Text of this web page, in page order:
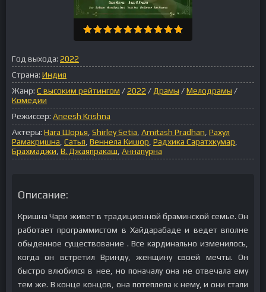
Год выхода: 2022
Страна: Индия
Жанр: С высоким рейтингом /2022 / Драмы /Мелодрамы /
Комедии
Режиссер: Aneesh Krishna
Актеры: Нага Шорья Shirley Setia Amitash Pradhan Рахул
Рамакришна Сатья Веннела Кишор Радхика Саратхкумар
Брахмаджи В. Джаяпракаш Аннапурна
Описание:
Кришна Чари живет в традиционной браминской семье. Он
работает программистом в Хайдарабаде и ведет вполне
обыденное существование . Все кардинально изменилось,
когда он встретил Вринду, женщину своей мечты. Он
быстро влюбился в нее, но поначалу она не отвечала ему
тем же. В конце концов, она потеплела к нему, и они стали